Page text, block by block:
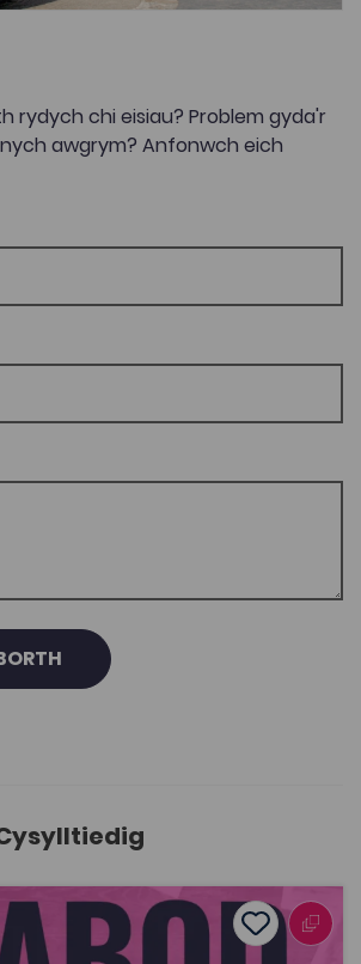
rydych chi eisiau? Problem gyda'r
awgrym? Anfonwch eich
Add to
2026 Add to